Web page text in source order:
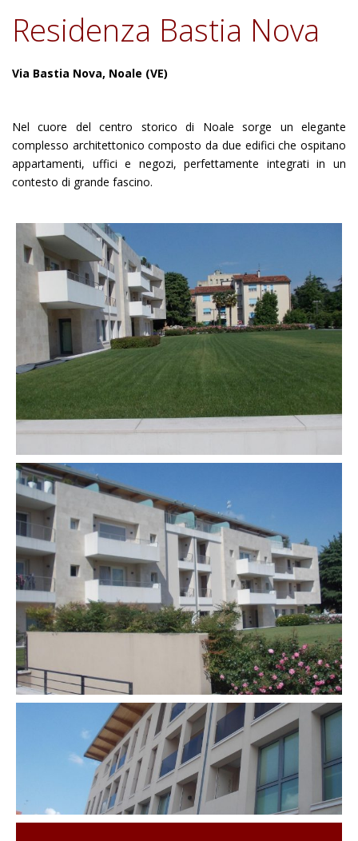
Residenza Bastia Nova
Via Bastia Nova, Noale (VE)
Nel cuore del centro storico di Noale sorge un elegante
complesso architettonico composto da due edifici che ospitano
appartamenti, uffici e negozi, perfettamente integrati in un
contesto di grande fascino.